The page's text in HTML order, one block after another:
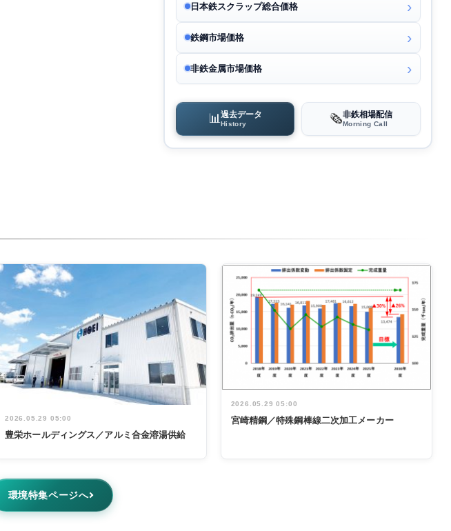
日本鉄スクラップ総合価格
鉄鋼市場価格
非鉄金属市場価格
📊 過去データ
History 🗞️非鉄相場配信
Morning Call
2026.05.29 05:00
豊栄ホールディングス／アルミ合金溶湯供給
2026.05.29 05:00
宮崎精鋼／特殊鋼棒線二次加工メーカー
環境特集ページへ